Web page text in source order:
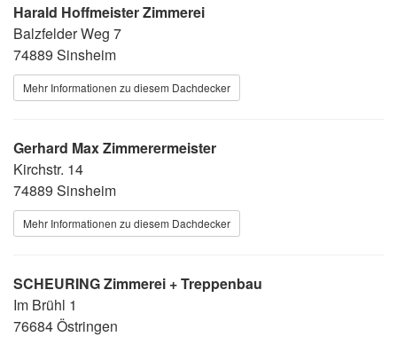
Harald Hoffmeister Zimmerei
Balzfelder Weg 7
74889 Sinsheim
Mehr Informationen zu diesem Dachdecker
Gerhard Max Zimmerermeister
Kirchstr. 14
74889 Sinsheim
Mehr Informationen zu diesem Dachdecker
SCHEURING Zimmerei + Treppenbau
Im Brühl 1
76684 Östringen